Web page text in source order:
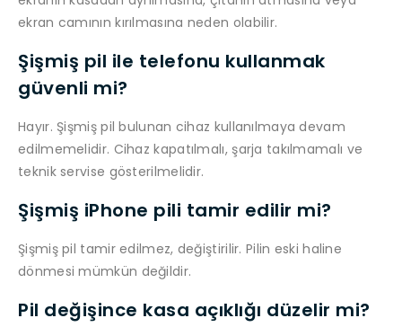
ekran camının kırılmasına neden olabilir.
Şişmiş pil ile telefonu kullanmak
güvenli mi?
Hayır. Şişmiş pil bulunan cihaz kullanılmaya devam
edilmemelidir. Cihaz kapatılmalı, şarja takılmamalı ve
teknik servise gösterilmelidir.
Şişmiş iPhone pili tamir edilir mi?
Şişmiş pil tamir edilmez, değiştirilir. Pilin eski haline
dönmesi mümkün değildir.
Pil değişince kasa açıklığı düzelir mi?